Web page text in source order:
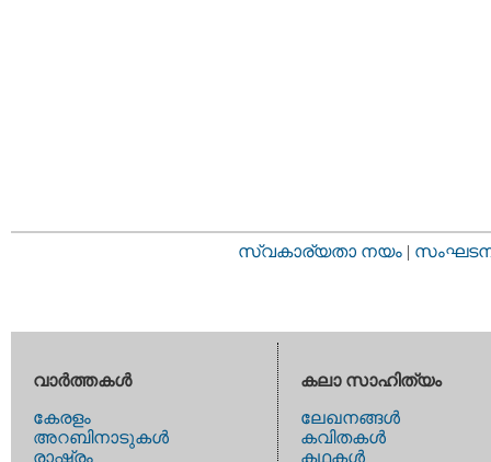
സ്വകാര്യതാ നയം |
വാര്‍ത്തകള്‍
കേരളം
അറബിനാടുകള്‍
രാഷ്ട്രം
കലാ സാഹിത്യം
ലേഖനങ്ങള്‍
കവിതകള്‍
കഥകള്‍